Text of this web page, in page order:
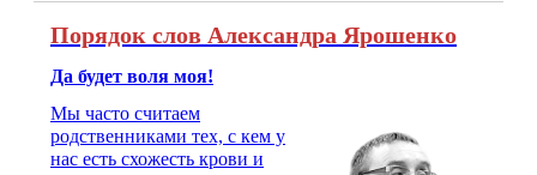
Порядок слов Александра Ярошенко
Да будет воля моя!
Мы часто считаем
родственниками тех, с кем у
нас есть схожесть крови и